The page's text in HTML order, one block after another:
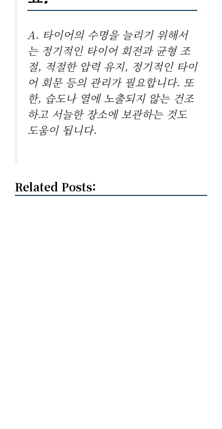
A. 타이어의 수명을 늘리기 위해서
는 정기적인 타이어 회전과 균형 조
절, 적절한 압력 유지, 정기적인 타이
어 회문 등의 관리가 필요합니다. 또
한, 습도나 열에 노출되지 않는 건조
하고 서늘한 장소에 보관하는 것도
도움이 됩니다.
Related Posts: